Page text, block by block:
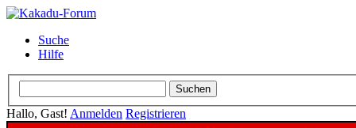
Suche
Hilfe
Hallo, Gast! Anmelden Registrieren